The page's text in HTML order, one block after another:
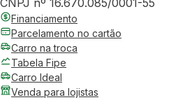
CNPJ nº 16.670.085/0001-55
Financiamento
Parcelamento no cartão
Carro na troca
Tabela Fipe
Carro Ideal
Venda para lojistas